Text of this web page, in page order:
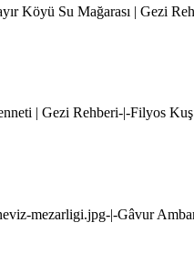
Köyü Su Mağarası | Gezi
| Gezi Rehberi-|-Filyos
mezarligi.jpg-|-Gâvur